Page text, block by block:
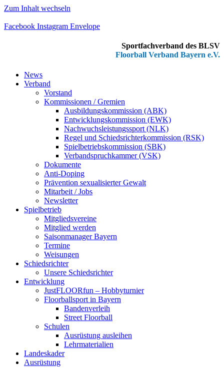
Zum Inhalt wechseln
Facebook Instagram Envelope
Sportfachverband des BLSV
Floorball Verband Bayern e.V.
News
Verband
Vorstand
Kommissionen / Gremien
Ausbildungskommission (ABK)
Entwicklungskommission (EWK)
Nachwuchsleistungssport (NLK)
Regel und Schiedsrichterkommission (RSK)
Spielbetriebskommission (SBK)
Verbandspruchkammer (VSK)
Dokumente
Anti-Doping
Prävention sexualisierter Gewalt
Mitarbeit / Jobs
Newsletter
Spielbetrieb
Mitgliedsvereine
Mitglied werden
Saisonmanager Bayern
Termine
Weisungen
Schiedsrichter
Unsere Schiedsrichter
Entwicklung
JustFLOORfun – Hobbyturnier
Floorballsport in Bayern
Bandenverleih
Street Floorball
Schulen
Ausrüstung ausleihen
Lehrmaterialien
Landeskader
Ausrüstung